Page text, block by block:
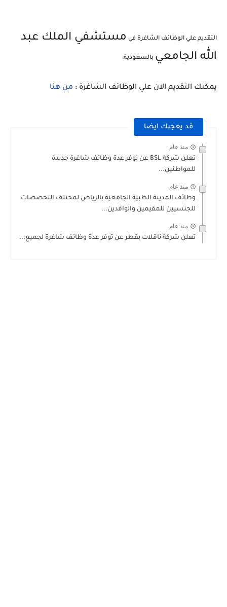
التقديم علي الوظائف الشاغرة في مستشفي الملك عبد
الله الجامعي بالسعودية:
يمكنك التقديم الان علي الوظائف الشاغرة : من هنا
قد يعجبك ايضا
منذ عام
تعلن شركة ‏BSL عن توفر عدة وظائف شاغرة جديدة
للمواطنين...
منذ عام
وظائف المدينة الطبية الجامعية بالرياض لمختلف التخصصات
للجنسيين للمقيمين والوافدين...
منذ عام
تعلن شركة ناقلات بقطر عن توفر عدة وظائف شاغرة لجميع...